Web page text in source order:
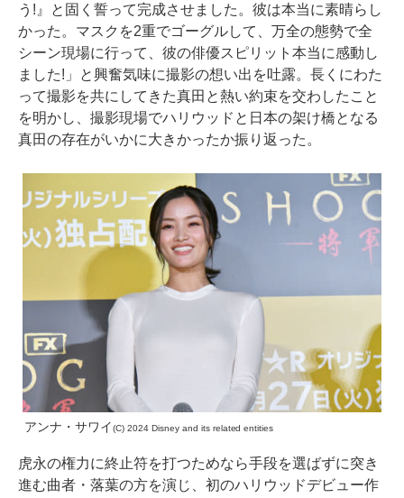
う!』と固く誓って完成させました。彼は本当に素晴らし
かった。マスクを2重でゴーグルして、万全の態勢で全
シーン現場に行って、彼の俳優スピリット本当に感動し
ました!」と興奮気味に撮影の想い出を吐露。長くにわた
って撮影を共にしてきた真田と熱い約束を交わしたこと
を明かし、撮影現場でハリウッドと日本の架け橋となる
真田の存在がいかに大きかったか振り返った。
アンナ・サワイ(C) 2024 Disney and its related entities
虎永の権力に終止符を打つためなら手段を選ばずに突き
進む曲者・落葉の方を演じ、初のハリウッドデビュー作